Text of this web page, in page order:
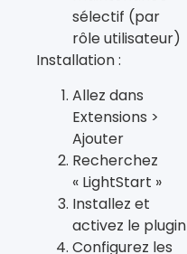
sélectif (par
rôle utilisateur)
Installation :
Allez dans
Extensions >
Ajouter
Recherchez
« LightStart »
Installez et
activez le plugin
Configurez les